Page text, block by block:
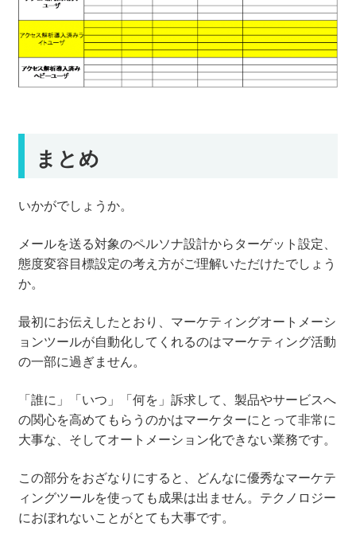
まとめ
いかがでしょうか。
メールを送る対象のペルソナ設計からターゲット設定、
態度変容目標設定の考え方がご理解いただけたでしょう
か。
最初にお伝えしたとおり、マーケティングオートメーシ
ョンツールが自動化してくれるのはマーケティング活動
の一部に過ぎません。
「誰に」「いつ」「何を」訴求して、製品やサービスへ
の関心を高めてもらうのかはマーケターにとって非常に
大事な、そしてオートメーション化できない業務です。
この部分をおざなりにすると、どんなに優秀なマーケテ
ィングツールを使っても成果は出ません。テクノロジー
におぼれないことがとても大事です。